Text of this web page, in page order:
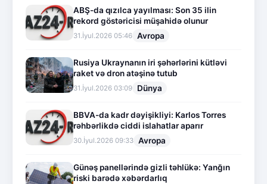
ABŞ-da qızılca yayılması: Son 35 ilin
rekord göstəricisi müşahidə olunur
31.İyul.2026 05:46 Avropa
Rusiya Ukraynanın iri şəhərlərini kütləvi
raket və dron atəşinə tutub
31.İyul.2026 03:09 Dünya
BBVA-da kadr dəyişikliyi: Karlos Torres
rəhbərlikdə ciddi islahatlar aparır
30.İyul.2026 09:33 Avropa
Günəş panellərində gizli təhlükə: Yanğın
riski barədə xəbərdarlıq